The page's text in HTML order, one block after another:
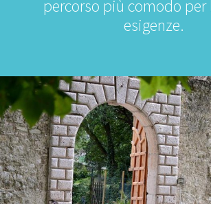
percorso più comodo per
esigenze.